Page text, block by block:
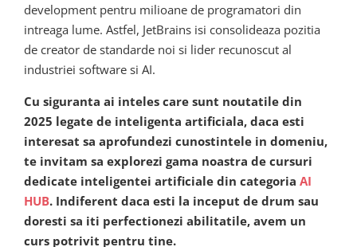
development pentru milioane de programatori din
intreaga lume. Astfel, JetBrains isi consolideaza pozitia
de creator de standarde noi si lider recunoscut al
industriei software si AI.
Cu siguranta ai inteles care sunt noutatile din
2025 legate de inteligenta artificiala, daca esti
interesat sa aprofundezi cunostintele in domeniu,
te invitam sa explorezi gama noastra de cursuri
dedicate inteligentei artificiale din categoria AI
HUB. Indiferent daca esti la inceput de drum sau
doresti sa iti perfectionezi abilitatile, avem un
curs potrivit pentru tine.